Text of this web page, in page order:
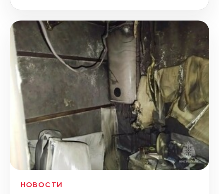
НОВОСТИ